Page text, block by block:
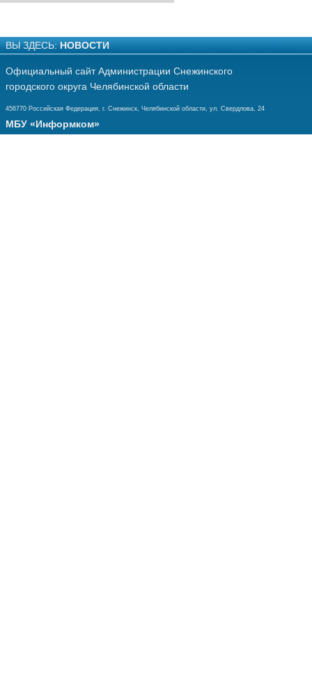
ВЫ ЗДЕСЬ: НОВОСТИ
Официальный сайт Администрации Снежинского
городского округа Челябинской области
456770 Российская Федерация, г. Снежинск, Челябинской области, ул. Свердлова, 24
МБУ «Информком»